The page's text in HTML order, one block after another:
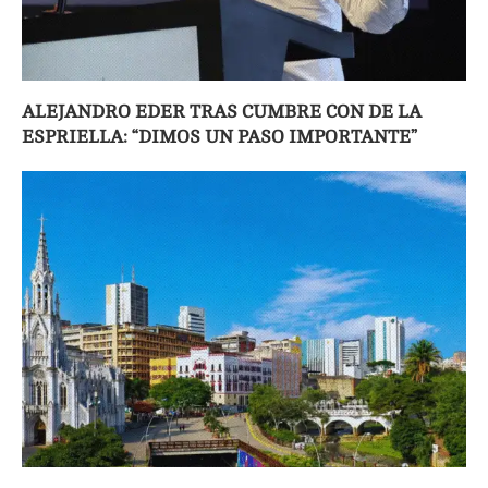
ALEJANDRO EDER TRAS CUMBRE CON DE LA
ESPRIELLA: “DIMOS UN PASO IMPORTANTE”